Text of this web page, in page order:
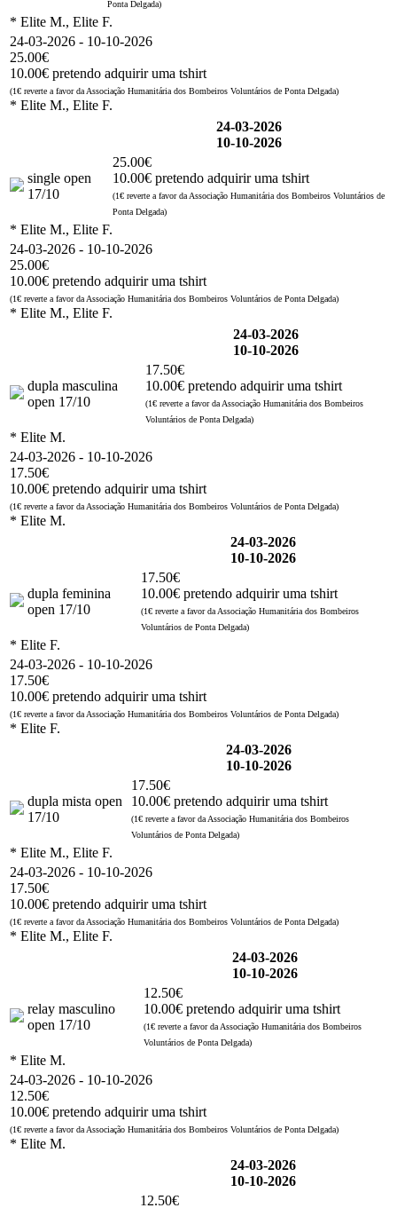
Ponta Delgada)
* Elite M., Elite F.
24-03-2026 - 10-10-2026
25.00€
10.00€ pretendo adquirir uma tshirt
(1€ reverte a favor da Associação Humanitária dos Bombeiros Voluntários de Ponta Delgada)
* Elite M., Elite F.
24-03-2026
10-10-2026
single open
17/10
25.00€
10.00€ pretendo adquirir uma tshirt
(1€ reverte a favor da Associação Humanitária dos Bombeiros Voluntários de
Ponta Delgada)
* Elite M., Elite F.
24-03-2026 - 10-10-2026
25.00€
10.00€ pretendo adquirir uma tshirt
(1€ reverte a favor da Associação Humanitária dos Bombeiros Voluntários de Ponta Delgada)
* Elite M., Elite F.
24-03-2026
10-10-2026
dupla masculina
open 17/10
17.50€
10.00€ pretendo adquirir uma tshirt
(1€ reverte a favor da Associação Humanitária dos Bombeiros
Voluntários de Ponta Delgada)
* Elite M.
24-03-2026 - 10-10-2026
17.50€
10.00€ pretendo adquirir uma tshirt
(1€ reverte a favor da Associação Humanitária dos Bombeiros Voluntários de Ponta Delgada)
* Elite M.
24-03-2026
10-10-2026
dupla feminina
open 17/10
17.50€
10.00€ pretendo adquirir uma tshirt
(1€ reverte a favor da Associação Humanitária dos Bombeiros
Voluntários de Ponta Delgada)
* Elite F.
24-03-2026 - 10-10-2026
17.50€
10.00€ pretendo adquirir uma tshirt
(1€ reverte a favor da Associação Humanitária dos Bombeiros Voluntários de Ponta Delgada)
* Elite F.
24-03-2026
10-10-2026
dupla mista open
17/10
17.50€
10.00€ pretendo adquirir uma tshirt
(1€ reverte a favor da Associação Humanitária dos Bombeiros
Voluntários de Ponta Delgada)
* Elite M., Elite F.
24-03-2026 - 10-10-2026
17.50€
10.00€ pretendo adquirir uma tshirt
(1€ reverte a favor da Associação Humanitária dos Bombeiros Voluntários de Ponta Delgada)
* Elite M., Elite F.
24-03-2026
10-10-2026
relay masculino
open 17/10
12.50€
10.00€ pretendo adquirir uma tshirt
(1€ reverte a favor da Associação Humanitária dos Bombeiros
Voluntários de Ponta Delgada)
* Elite M.
24-03-2026 - 10-10-2026
12.50€
10.00€ pretendo adquirir uma tshirt
(1€ reverte a favor da Associação Humanitária dos Bombeiros Voluntários de Ponta Delgada)
* Elite M.
24-03-2026
10-10-2026
12.50€